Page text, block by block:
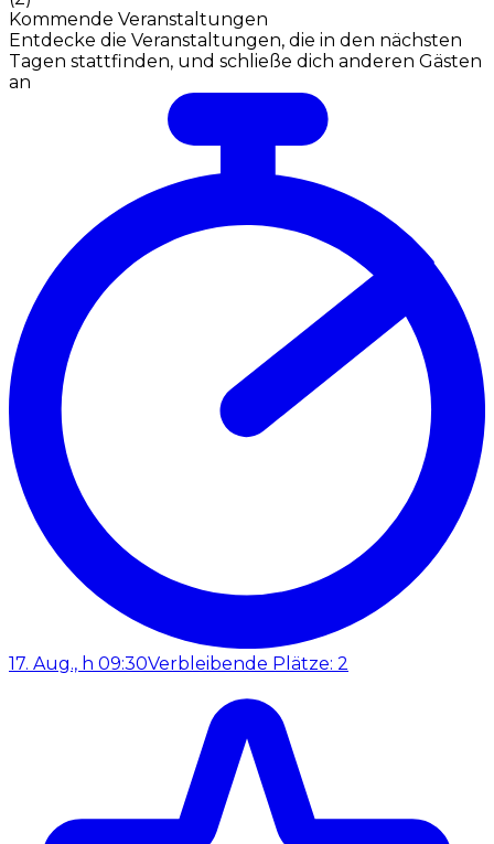
Kommende Veranstaltungen
Entdecke die Veranstaltungen, die in den nächsten
Tagen stattfinden, und schließe dich anderen Gästen
an
17. Aug., h 09:30Verbleibende Plätze: 2